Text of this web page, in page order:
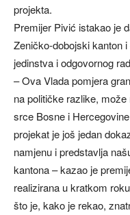
projekta.
Premijer Pivić istakao je
Zeničko-dobojski kanton
jedinstva i odgovornog
– Ova Vlada pomjera
na političke razlike,
srce Bosne i
projekat je još jedan
namjenu i predstavlja
kantona – kazao je
realizirana u kratkom
što je, kako je rekao,